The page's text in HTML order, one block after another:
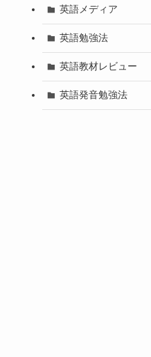
英語メディア
英語勉強法
英語教材レビュー
英語発音勉強法